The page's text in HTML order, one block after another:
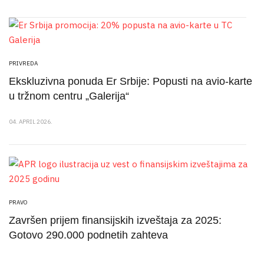
PRIVREDA
Ekskluzivna ponuda Er Srbije: Popusti na avio-karte
u tržnom centru „Galerija“
04. APRIL 2026.
PRAVO
Završen prijem finansijskih izveštaja za 2025:
Gotovo 290.000 podnetih zahteva